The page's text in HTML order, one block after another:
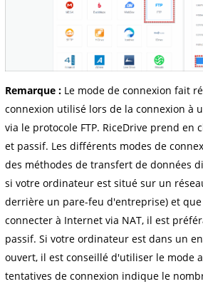
Remarque : Le mode de connexion fait
connexion utilisé lors de la connexion à
via le protocole FTP. RiceDrive prend en
et passif. Les différents modes de
des méthodes de transfert de données
si votre ordinateur est situé sur un
derrière un pare-feu d'entreprise) et que
connecter à Internet via NAT, il est
passif. Si votre ordinateur est dans un
ouvert, il est conseillé d'utiliser le mode
tentatives de connexion indique le